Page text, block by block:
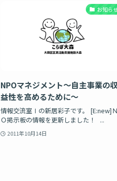
お知ら
NPOマネジメント～自主事業の
益性を高めるために～
情報交流室Ⅰの新居彩子です。 [E:new]
Ｏ掲示板の情報を更新しました！ ...
2011年10月14日